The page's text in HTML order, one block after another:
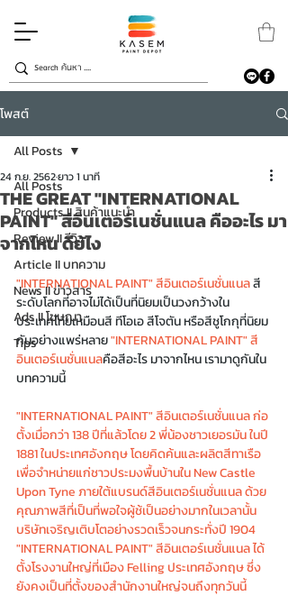
โพสต์
All Posts
Products II สินค้าแนะนำ
Review II รีวิว
Article II บทความ
News II ข่าวสาร
Ads II โฆษณา
Tips
All Posts
THE GREAT "INTERNATIONAL
PAINT" สีอินเตอร์เนชั่นแนล คืออะไร มา
จากไหน ดียัไง
24 ก.ย. 2562ยาว 1 นาที
"INTERNATIONAL PAINT" สีอินเตอร์เนชั่นแนล สี
ระดับโลกที่อาจไม่ได้เป็นที่นิยมเป็นวงกว้างใน
ประเทศไทยเหมือนสี ทีโอเอ สีโจตัน หรือสีชูโกกุที่นิยม
กันอย่างแพร่หลาย "INTERNATIONAL PAINT" สี
อินเตอร์เนชั่นแนลคือสีอะไร มาจากไหน เรามาดูกันใน
บทความนี้
"INTERNATIONAL PAINT" สีอินเตอร์เนชั่นแนล ก่อ
ตั้งเมื่อกว่า 138 ปีที่แล้วโดย 2 พี่น้องชาวเยอรมัน ในปี
1881 ในประเทศอังกฤษ โดยคิดค้นและผลิตสีทาเรือ
เพื่อจำหน่ายแก่ชาวประมงพื้นบ้านใน New Castle
Upon Tyne ภายใต้แบรนด์สีอินเตอร์เนชั่นแนล ด้วย
คุณภาพสีที่เป็นที่พอใจผู้ช้เป็นอย่างมากในเวลานั้น
บริษัทเจริญเติบโตอย่างรวดเร็วจนกระทั่งปี 1904
"INTERNATIONAL PAINT" สีอินเตอร์เนชั่นแนล ได้
ตั้งโรงงานใหญ่ที่เมือง Felling ประเทศอังกฤษ ซึ่ง
ยังคงเป็นที่ตั้งของสำนักงานใหญ่จนถึงทุกวันนี้